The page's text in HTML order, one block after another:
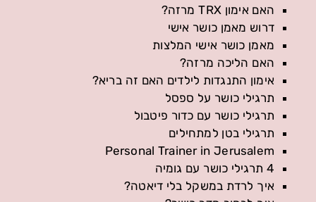
האם אימון TRX מרזה?
דרוש מאמן כושר אישי
מאמן כושר אישי המלצות
האם הליכה מרזה?
אימון התנגדות לילדים האם זה בריא?
תרגילי כושר על ספסל
תרגילי כושר עם כדור פיטבול
תרגילי בטן למתחילים
Personal Trainer in Jerusalem
4 תרגילי כושר עם גומיה
איך לרדת במשקל בלי דיאטה?